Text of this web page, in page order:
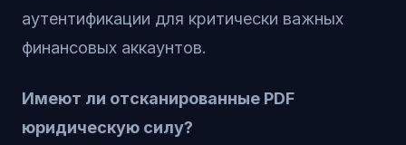
аутентификации для критически важных
финансовых аккаунтов.
Имеют ли отсканированные PDF
юридическую силу?